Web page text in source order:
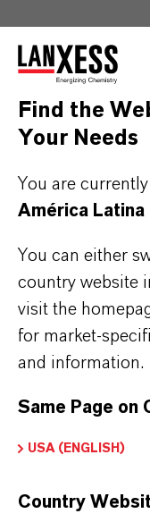
APLICACIONES
SINÓNIMOS
PRODUCT
Aquí puedes
productos. Al
desplegables,
Ficha técnica
SELECCIONA UN
Find the
Your Needs
You are
América Latina
You can either
country website
visit the
for market-
and information.
Same Page on
USA (ENGLISH)
Country